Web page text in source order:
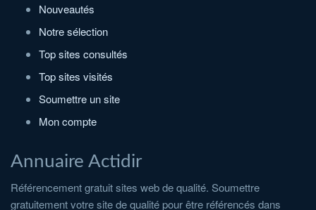
Nouveautés
Notre sélection
Top sites consultés
Top sites visités
Soumettre un site
Mon compte
Annuaire Actidir
Référencement gratuit sites web de qualité. Soumettre
gratuitement votre site de qualité pour être référencés dans